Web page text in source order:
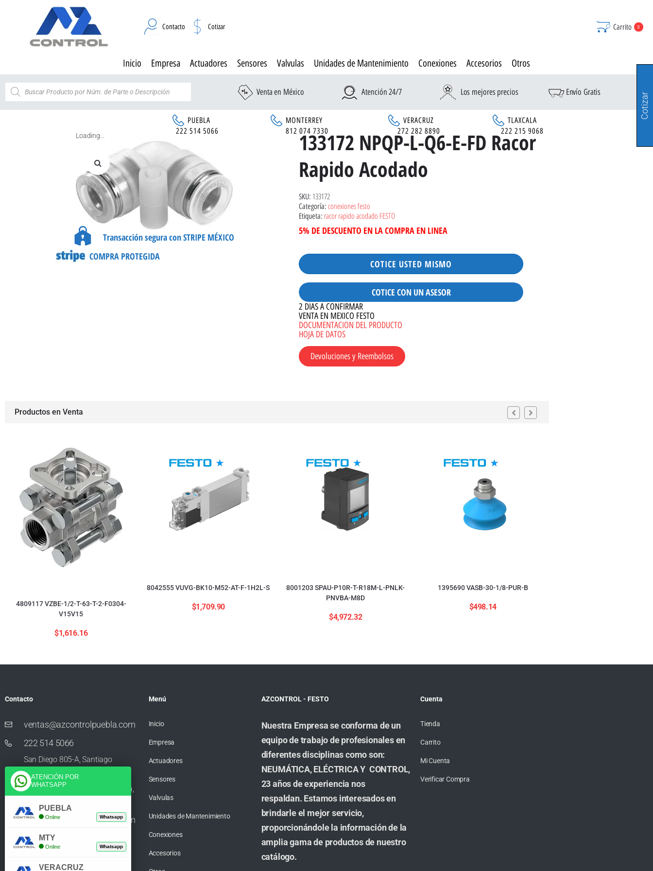
Contacto Cotizar Carrito 0
Inicio Empresa Actuadores Sensores Valvulas Unidades de Mantenimiento Conexiones Accesorios Otros
Venta en México Atención 24/7 Los mejores precios Envío Gratis
PUEBLA MONTERREY VERACRUZ
TLAXCALA
222 514 5066
812 074 7330 272 282 8890 222 215 9068
Loading...
Transacción segura con STRIPE MÉXICO
COMPRA PROTEGIDA
133172 NPQP-L-Q6-E-FD Racor
Rapido Acodado
SKU: 133172
Categoría: conexiones festo
Etiqueta: racor rapido acodado FESTO
5% DE DESCUENTO EN LA COMPRA EN LINEA
COTICE USTED MISMO
COTICE CON UN ASESOR
2 DIAS A CONFIRMAR
VENTA EN MEXICO FESTO
DOCUMENTACION DEL PRODUCTO
HOJA DE DATOS
Devoluciones y Reembolsos
Productos en Venta
4809117 VZBE-1/2-T-63-T-2-F0304-
V15V15
$1,616.16
8042555 VUVG-BK10-M52-AT-F-1H2L-S
$1,709.90
8001203 SPAU-P10R-T-R18M-L-PNLK-
PNVBA-M8D
$4,972.32
1395690 VASB-30-1/8-PUR-B
$498.14
Contacto
ventas@azcontrolpuebla.com
222 514 5066
San Diego 805-A, Santiago
Momoxpan, Residencial San
Diego los Sauces, 72750 Cholula,
Puebla
ventas@azcontrolpuebla.com
272 282 8890
Poniente. 7 469, Centro, 94370
Orizaba, Veracruz
Menú
Inicio
Empresa
Actuadores
Sensores
Valvulas
Unidades de Mantenimiento
Conexiones
Accesorios
AZCONTROL - FESTO
Nuestra Empresa se conforma de un
equipo de trabajo de profesionales en
diferentes disciplinas como son:
NEUMÁTICA, ELÉCTRICA Y CONTROL,
23 años de experiencia nos
respaldan. Estamos interesados en
brindarle el mejor servicio,
proporcionándole la información de la
amplia gama de productos de nuestro
catálogo.
Cuenta
Tienda
Carrito
Mi Cuenta
Verificar Compra
Cotizar
ATENCIÓN POR
WHATSAPP
PUEBLA
Online Whatsapp
MTY
Online Whatsapp
VERACRUZ